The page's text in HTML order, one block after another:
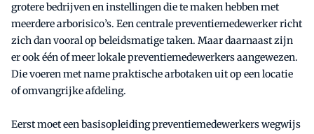
grotere bedrijven en instellingen die te maken hebben met
meerdere arborisico’s. Een centrale preventiemedewerker richt
zich dan vooral op beleidsmatige taken. Maar daarnaast zijn
er ook één of meer lokale preventiemedewerkers aangewezen.
Die voeren met name praktische arbotaken uit op een locatie
of omvangrijke afdeling.
Eerst moet een basisopleiding preventiemedewerkers wegwijs